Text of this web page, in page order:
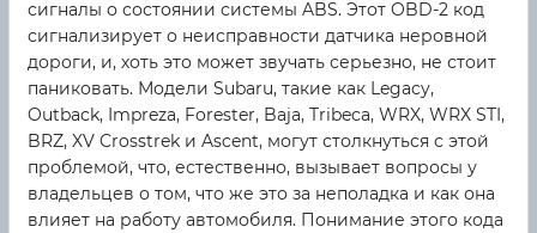
сигналы о состоянии системы ABS. Этот OBD-2 код
сигнализирует о неисправности датчика неровной
дороги, и, хоть это может звучать серьезно, не стоит
паниковать. Модели Subaru, такие как Legacy,
Outback, Impreza, Forester, Baja, Tribeca, WRX, WRX STI,
BRZ, XV Crosstrek и Ascent, могут столкнуться с этой
проблемой, что, естественно, вызывает вопросы у
владельцев о том, что же это за неполадка и как она
влияет на работу автомобиля. Понимание этого кода